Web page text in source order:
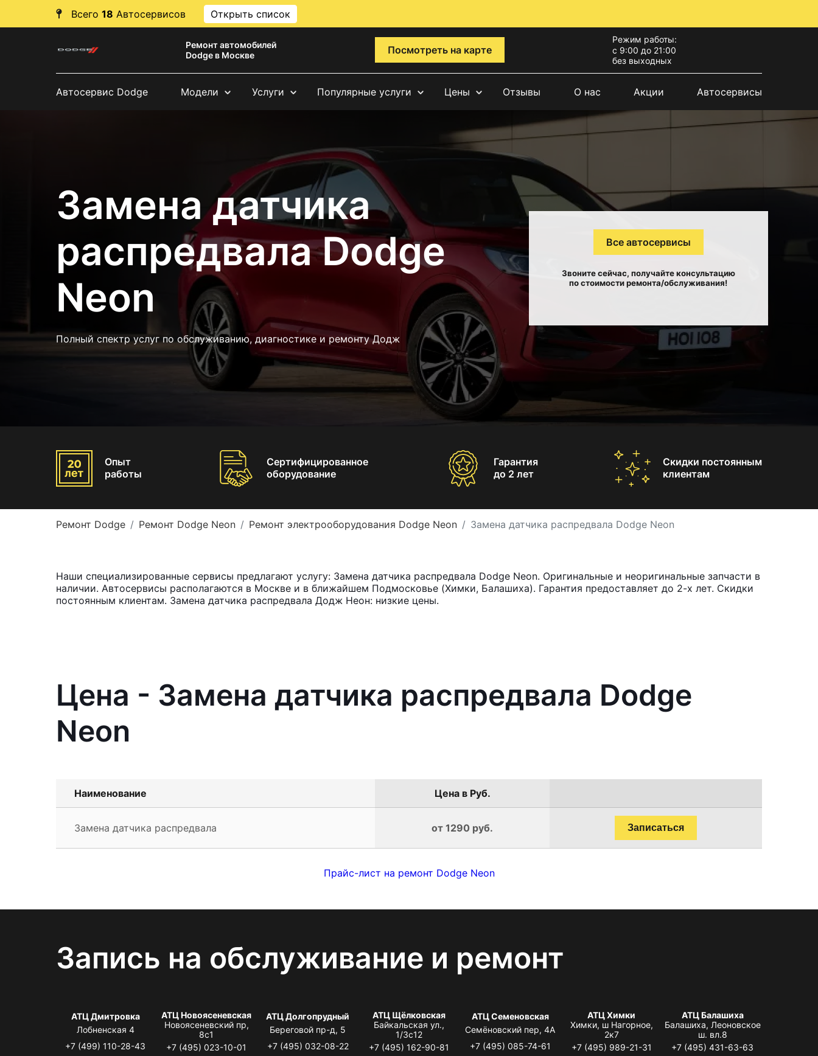
Всего 18 Автосервисов Открыть список
Ремонт автомобилей
Dodge в Москве
Посмотреть на карте
Режим работы:
с 9:00 до 21:00
без выходных
Автосервис Dodge Модели Услуги Популярные услуги Цены Отзывы О нас Акции Автосервисы
Замена датчика
распредвала Dodge
Neon
Полный спектр услуг по обслуживанию, диагностике и ремонту Додж
Все автосервисы
Звоните сейчас, получайте консультацию
по стоимости ремонта/обслуживания!
Опыт
работы
Сертифицированное
оборудование
Гарантия
до 2 лет
Скидки постоянным
клиентам
Ремонт Dodge Ремонт Dodge Neon Ремонт электрооборудования Dodge Neon Замена датчика распредвала Dodge Neon
Наши специализированные сервисы предлагают услугу: Замена датчика распредвала Dodge Neon. Оригинальные и неоригинальные запчасти в
наличии. Автосервисы располагаются в Москве и в ближайшем Подмосковье (Химки, Балашиха). Гарантия предоставляет до 2-х лет. Скидки
постоянным клиентам. Замена датчика распредвала Додж Неон: низкие цены.
Цена - Замена датчика распредвала Dodge
Neon
Наименование Цена в Руб.
Замена датчика распредвала от 1290 руб. Записаться
Прайс-лист на ремонт Dodge Neon
Запись на обслуживание и ремонт
АТЦ Дмитровка
Лобненская 4
+7 (499) 110-28-43
АТЦ Новоясеневская
Новоясеневский пр,
8с1
+7 (495) 023-10-01
АТЦ Долгопрудный
Береговой пр-д, 5
+7 (495) 032-08-22
АТЦ Щёлковская
Байкальская ул.,
1/3с12
+7 (495) 162-90-81
АТЦ Семеновская
Семёновский пер, 4А
+7 (495) 085-74-61
АТЦ Химки
Химки, ш Нагорное,
2к7
+7 (495) 989-21-31
АТЦ Балашиха
Балашиха, Леоновское
ш. вл.8
+7 (495) 431-63-63